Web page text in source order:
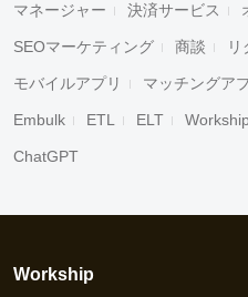
マネージャー 決済サービス
SEOマーケティング 商談
モバイルアプリ マッチングア
Embulk ETL ELT
ChatGPT
Workship